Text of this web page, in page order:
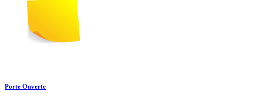
Porte Ouverte